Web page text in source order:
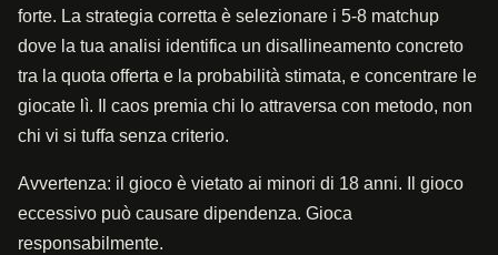
forte. La strategia corretta è selezionare i 5-8 matchup
dove la tua analisi identifica un disallineamento concreto
tra la quota offerta e la probabilità stimata, e concentrare le
giocate lì. Il caos premia chi lo attraversa con metodo, non
chi vi si tuffa senza criterio.
Avvertenza: il gioco è vietato ai minori di 18 anni. Il gioco
eccessivo può causare dipendenza. Gioca
responsabilmente.